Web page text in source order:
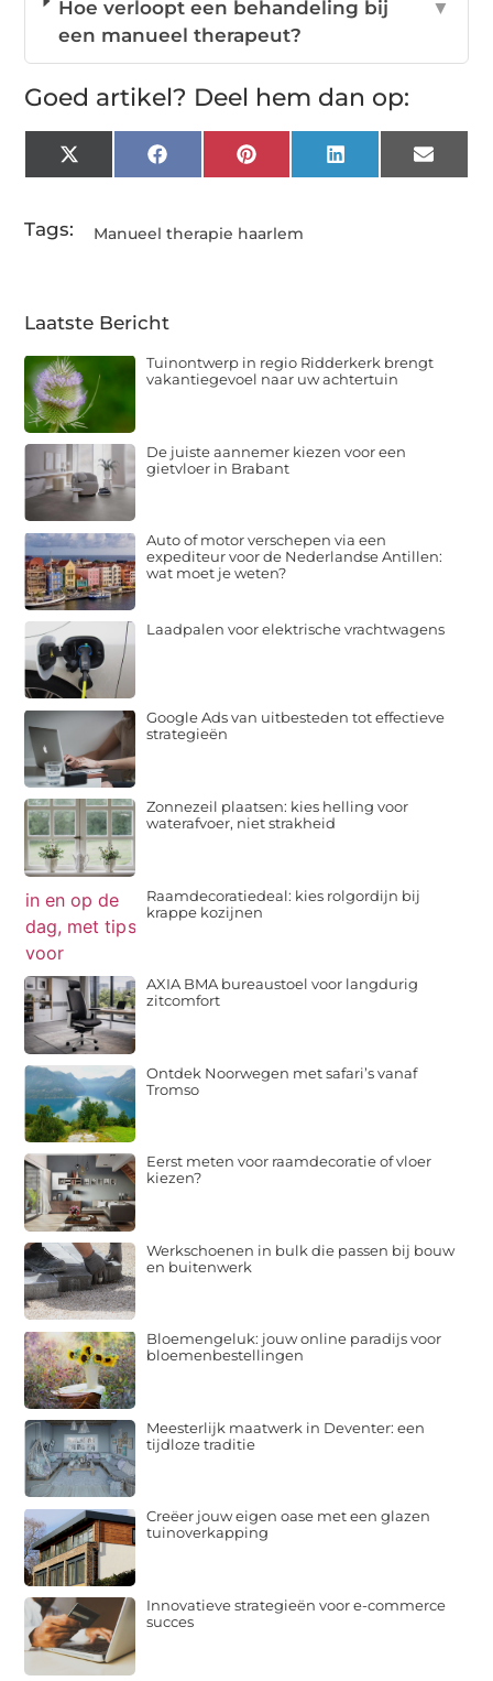
Hoe verloopt een behandeling bij
een manueel therapeut?
▼
Goed artikel? Deel hem dan op:
X
(Twitter)
FacebookPinterestLinkedInEmail
Tags: Manueel therapie haarlem
Laatste Bericht
Tuinontwerp in regio Ridderkerk brengt
vakantiegevoel naar uw achtertuin
De juiste aannemer kiezen voor een
gietvloer in Brabant
Auto of motor verschepen via een
expediteur voor de Nederlandse Antillen:
wat moet je weten?
Laadpalen voor elektrische vrachtwagens
Google Ads van uitbesteden tot effectieve
strategieën
Zonnezeil plaatsen: kies helling voor
waterafvoer, niet strakheid
Raamdecoratiedeal: kies rolgordijn bij
krappe kozijnen
AXIA BMA bureaustoel voor langdurig
zitcomfort
Ontdek Noorwegen met safari’s vanaf
Tromso
Eerst meten voor raamdecoratie of vloer
kiezen?
Werkschoenen in bulk die passen bij bouw
en buitenwerk
Bloemengeluk: jouw online paradijs voor
bloemenbestellingen
Meesterlijk maatwerk in Deventer: een
tijdloze traditie
Creëer jouw eigen oase met een glazen
tuinoverkapping
Innovatieve strategieën voor e-commerce
succes